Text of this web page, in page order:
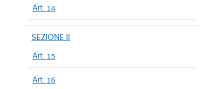
Art. 14
SEZIONE II
Art. 15
Art. 16